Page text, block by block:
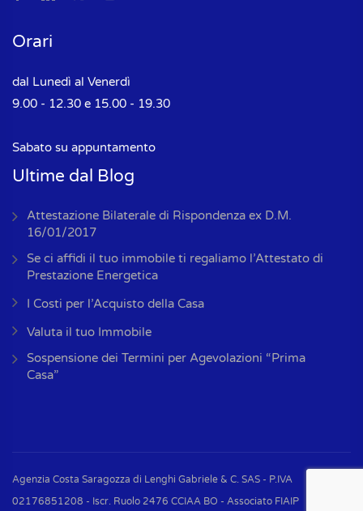
Orari
dal Lunedì al Venerdì
9.00 - 12.30 e 15.00 - 19.30
Sabato su appuntamento
Ultime dal Blog
Attestazione Bilaterale di Rispondenza ex D.M.
16/01/2017
Se ci affidi il tuo immobile ti regaliamo l’Attestato di
Prestazione Energetica
I Costi per l’Acquisto della Casa
Valuta il tuo Immobile
Sospensione dei Termini per Agevolazioni “Prima
Casa”
Agenzia Costa Saragozza di Lenghi Gabriele & C. SAS - P.IVA
02176851208 - Iscr. Ruolo 2476 CCIAA BO - Associato FIAIP